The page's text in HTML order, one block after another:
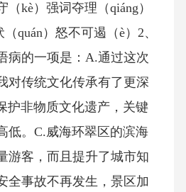
kè）强词夺理（qiáng）
quán）怒不可遏（è）2、
病的一项是：A.通过这次
对传统文化传承有了更深
护非物质文化遗产，关键
低。C.威海环翠区的滨海
游客，而且提升了城市知
全事故不再发生，景区加